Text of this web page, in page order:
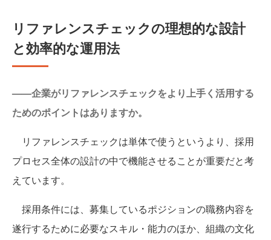
リファレンスチェックの理想的な設計
と効率的な運用法
——企業がリファレンスチェックをより上手く活用する
ためのポイントはありますか。
リファレンスチェックは単体で使うというより、採用
プロセス全体の設計の中で機能させることが重要だと考
えています。
採用条件には、募集しているポジションの職務内容を
遂行するために必要なスキル・能力のほか、組織の文化